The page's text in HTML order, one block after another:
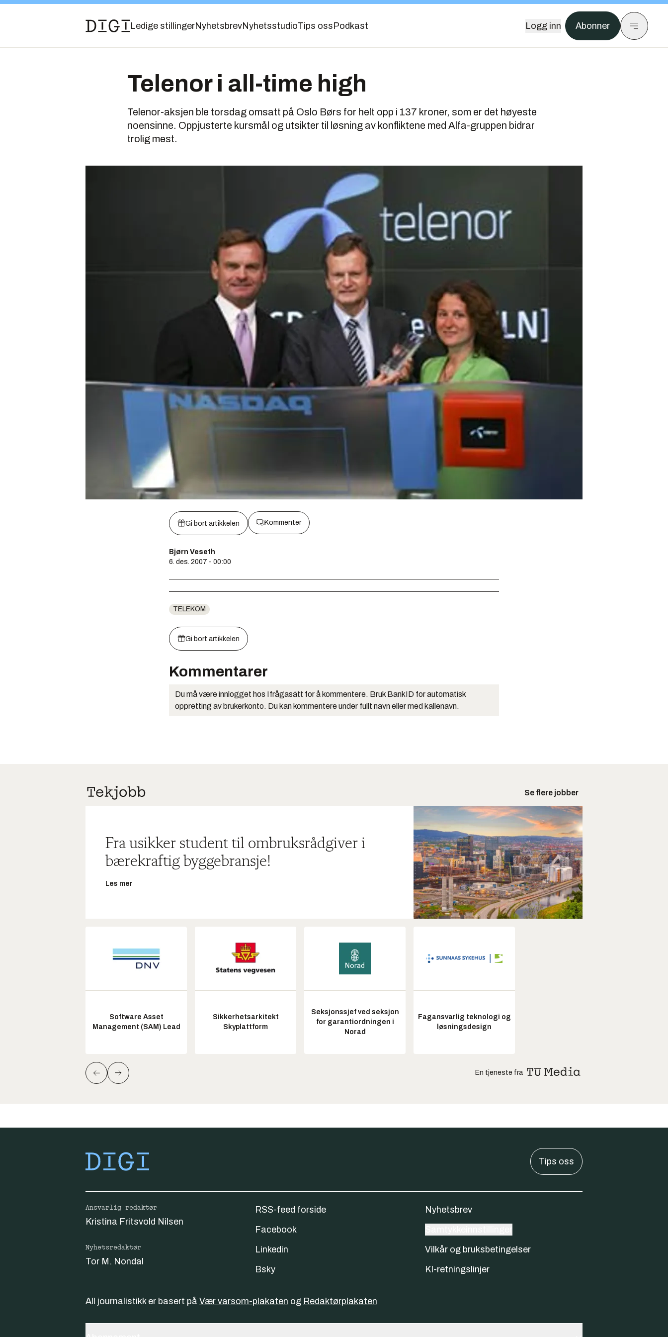
Ledige stillingerNyhetsbrevNyhetsstudioTips oss Podkast Logg inn Abonner
Telenor i all-time high
Telenor-aksjen ble torsdag omsatt på Oslo Børs for helt opp i 137 kroner, som er det høyeste
noensinne. Oppjusterte kursmål og utsikter til løsning av konfliktene med Alfa-gruppen bidrar
trolig mest.
Gi bort artikkelen Kommenter
Bjørn Veseth
6. des. 2007 - 00:00
TELEKOM
Gi bort artikkelen
Kommentarer
Du må være innlogget hos Ifrågasätt for å kommentere. Bruk BankID for automatisk
oppretting av brukerkonto. Du kan kommentere under fullt navn eller med kallenavn.
Se flere jobber
Fra usikker student til ombruksrådgiver i
bærekraftig byggebransje!
Les mer
Software Asset
Management (SAM) Lead
Sikkerhetsarkitekt
Skyplattform
Seksjonssjef ved seksjon
for garantiordningen i
Norad
Fagansvarlig teknologi og
løsningsdesign
En tjeneste fra
Tips oss
Ansvarlig redaktør
Kristina Fritsvold Nilsen
Nyhetsredaktør
Tor M. Nondal
RSS-feed forside
Facebook
Linkedin
Bsky
Nyhetsbrev
Vilkår og bruksbetingelser
KI-retningslinjer
All journalistikk er basert på Vær varsom-plakaten og Redaktørplakaten